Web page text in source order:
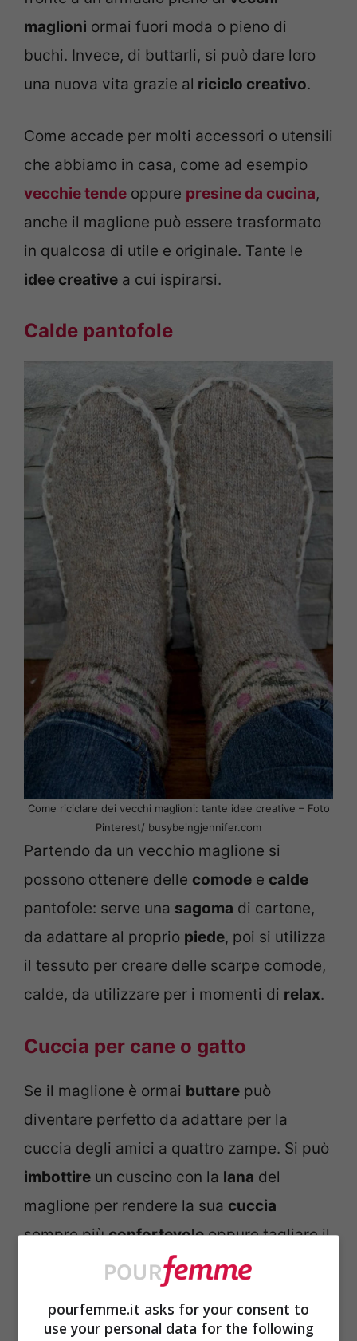
maglioni ormai fuori moda o pieno di
buchi. Invece, di buttarli, si può dare loro
una nuova vita grazie al riciclo creativo.
Come accade per molti accessori o utensili
che abbiamo in casa, come ad esempio
vecchie tende oppure presine da cucina,
anche il maglione può essere trasformato
in qualcosa di utile e originale. Tante le
idee creative a cui ispirarsi.
Calde pantofole
Come riciclare dei vecchi maglioni: tante idee creative – Foto
Pinterest/ busybeingjennifer.com
Partendo da un vecchio maglione si
possono ottenere delle comode e calde
pantofole: serve una sagoma di cartone,
da adattare al proprio piede, poi si utilizza
il tessuto per creare delle scarpe comode,
calde, da utilizzare per i momenti di relax.
Cuccia per cane o gatto
Se il maglione è ormai buttare può
diventare perfetto da adattare per la
cuccia degli amici a quattro zampe. Si può
imbottire un cuscino con la lana del
maglione per rendere la sua cuccia
sempre piùconfortevoleoppure tagliare il
maglione in modo che faccia da coperta
su cui il cane o il gatto può adagiarsi.
pourfemme.it asks for your consent to
use your personal data for the following